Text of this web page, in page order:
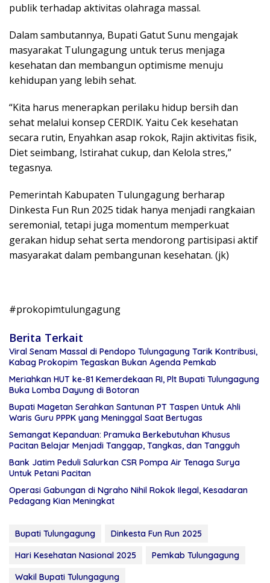
publik terhadap aktivitas olahraga massal.
Dalam sambutannya, Bupati Gatut Sunu mengajak
masyarakat Tulungagung untuk terus menjaga
kesehatan dan membangun optimisme menuju
kehidupan yang lebih sehat.
“Kita harus menerapkan perilaku hidup bersih dan
sehat melalui konsep CERDIK. Yaitu Cek kesehatan
secara rutin, Enyahkan asap rokok, Rajin aktivitas fisik,
Diet seimbang, Istirahat cukup, dan Kelola stres,”
tegasnya.
Pemerintah Kabupaten Tulungagung berharap
Dinkesta Fun Run 2025 tidak hanya menjadi rangkaian
seremonial, tetapi juga momentum memperkuat
gerakan hidup sehat serta mendorong partisipasi aktif
masyarakat dalam pembangunan kesehatan. (jk)
#prokopimtulungagung
Berita Terkait
Viral Senam Massal di Pendopo Tulungagung Tarik Kontribusi,
Kabag Prokopim Tegaskan Bukan Agenda Pemkab
Meriahkan HUT ke-81 Kemerdekaan RI, Plt Bupati Tulungagung
Buka Lomba Dayung di Botoran
Bupati Magetan Serahkan Santunan PT Taspen Untuk Ahli
Waris Guru PPPK yang Meninggal Saat Bertugas
Semangat Kepanduan: Pramuka Berkebutuhan Khusus
Pacitan Belajar Menjadi Tanggap, Tangkas, dan Tangguh
Bank Jatim Peduli Salurkan CSR Pompa Air Tenaga Surya
Untuk Petani Pacitan
Operasi Gabungan di Ngraho Nihil Rokok Ilegal, Kesadaran
Pedagang Kian Meningkat
Bupati Tulungagung
Dinkesta Fun Run 2025
Hari Kesehatan Nasional 2025
Pemkab Tulungagung
Wakil Bupati Tulungagung